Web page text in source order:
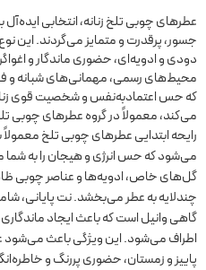
عطرهای چوبی تلخ زنانه، انتخابی ایده‌آل
جسور، پرقدرت و متمایز می‌گردند. این
دودی و ادویه‌ای، حضوری ماندگار و
محیط‌های رسمی، مهمانی‌های شبانه و
که حس اعتمادبه‌نفس و شخصیت قوی
می‌کند، معمولاً در گروه عطرهای چوبی
رایحه ابتدایی عطرهای چوبی تلخ
می‌شود که حس انرژی و هیجان را به شما
گل‌های خاص، ادویه‌ها و عناصر چوبی
چندلایه به عطر می‌بخشد. نت پایانی،
گاهی وانیل است که باعث ایجاد
اطراف می‌شود. این ویژگی باعث
پاییز و زمستان، حضوری پررنگ و